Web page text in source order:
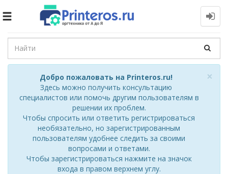
Toggle
×
Добро пожаловать на Printeros.ru!
Здесь можно получить консультацию
специалистов или помочь другим пользователям в
решении их проблем.
Чтобы спросить или ответить регистрироваться
необязательно, но зарегистрированным
пользователям удобнее следить за своими
вопросами и ответами.
Чтобы зарегистрироваться нажмите на значок
входа в правом верхнем углу.